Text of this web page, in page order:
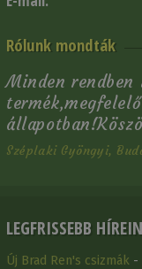
Rólunk mondták
Minden rendben
Széplaki Gyöngyi,
LEGFRISSEBB
Új Brad Ren's csizmák -